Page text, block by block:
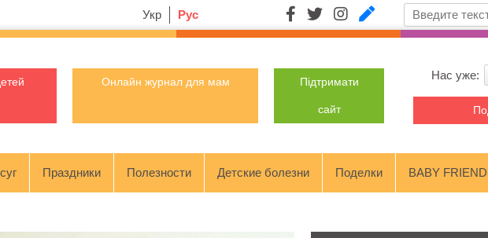
Укр Рус
Онлайн журнал для мам Підтримати
сайт
Нас уже:
Праздники Полезности Детские болезни Поделки BABY